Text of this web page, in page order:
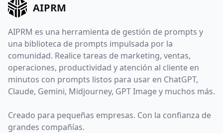
AIPRM
AIPRM es una herramienta de gestión de prompts y
una biblioteca de prompts impulsada por la
comunidad. Realice tareas de marketing, ventas,
operaciones, productividad y atención al cliente en
minutos con prompts listos para usar en ChatGPT,
Claude, Gemini, Midjourney, GPT Image y muchos más.
Creado para pequeñas empresas. Con la confianza de
grandes compañías.